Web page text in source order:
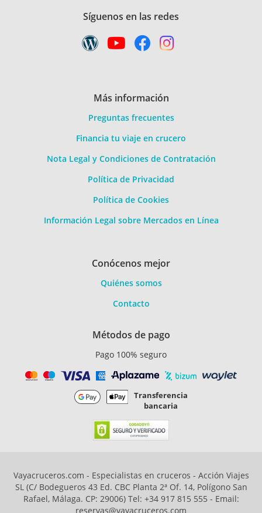
Síguenos en las redes
Más información
Preguntas frecuentes
Financia tu viaje en crucero
Nota Legal y Condiciones de Contratación
Política de Privacidad
Política de Cookies
Información Legal sobre Mercados en Línea
Conócenos mejor
Quiénes somos
Contacto
Métodos de pago
Pago 100% seguro
Transferencia
bancaria
Vayacruceros.com - Especialistas en cruceros - Acción Viajes
SL (C/ Bodegueros 43 Ed. CBC Planta 2ª Of. 14, Polígono San
Rafael, Málaga. CP: 29006) Tel: +34 917 815 555 - Email:
reservas@vayacruceros.com